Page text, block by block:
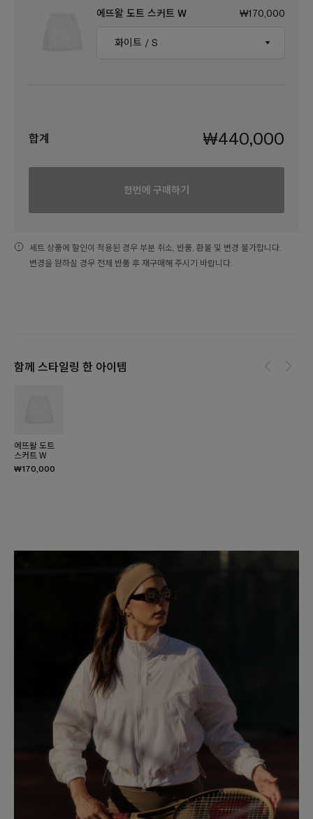
에뜨왈 도트 스커트 W ₩170,000
합계 ₩440,000
한번에 구매하기
함께 스타일링 한 아이템
에뜨왈 도트
스커트 W
₩170,000